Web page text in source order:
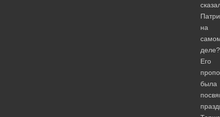
на
деле?
Его
была